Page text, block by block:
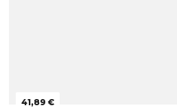
41,89 €